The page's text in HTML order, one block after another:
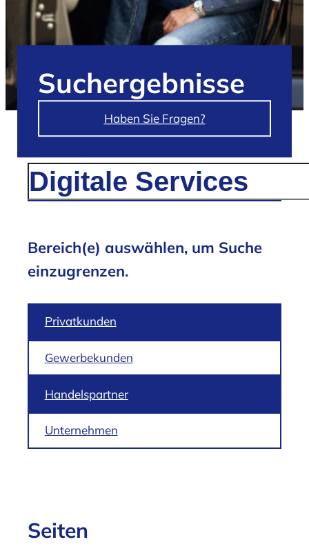
Such­ergebnisse
Haben Sie Fragen?
Suchergebnisse für 'Digitale Services'
Bereich(e) auswählen, um Suche
einzugrenzen.
Privatkunden
Gewerbekunden
Handelspartner
Unternehmen
Seiten